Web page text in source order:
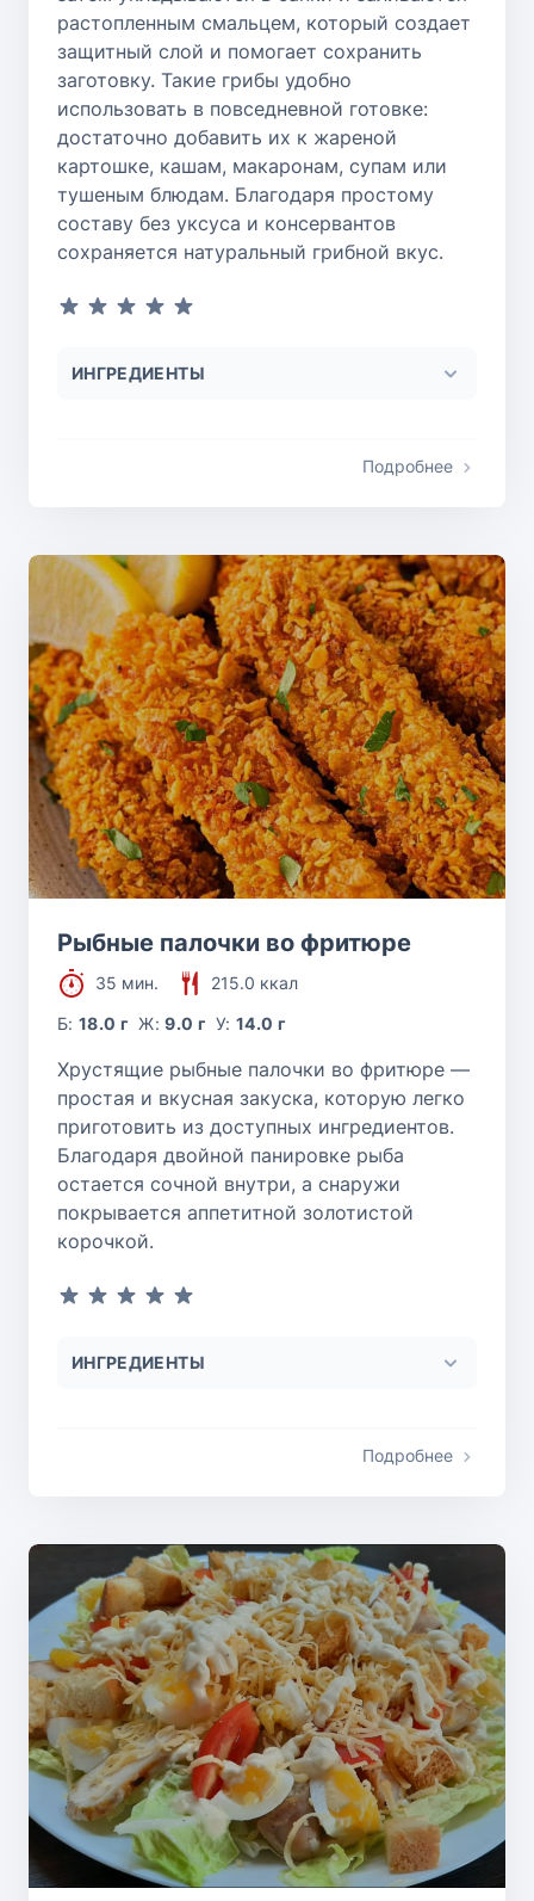
растопленным смальцем, который создает
защитный слой и помогает сохранить
заготовку. Такие грибы удобно
использовать в повседневной готовке:
достаточно добавить их к жареной
картошке, кашам, макаронам, супам или
тушеным блюдам. Благодаря простому
составу без уксуса и консервантов
сохраняется натуральный грибной вкус.
ИНГРЕДИЕНТЫ
Подробнее
Рыбные палочки во фритюре
35 мин.
215.0 ккал
Б:18.0 г Ж:9.0 г У:14.0 г
Хрустящие рыбные палочки во фритюре —
простая и вкусная закуска, которую легко
приготовить из доступных ингредиентов.
Благодаря двойной панировке рыба
остается сочной внутри, а снаружи
покрывается аппетитной золотистой
корочкой.
ИНГРЕДИЕНТЫ
Подробнее